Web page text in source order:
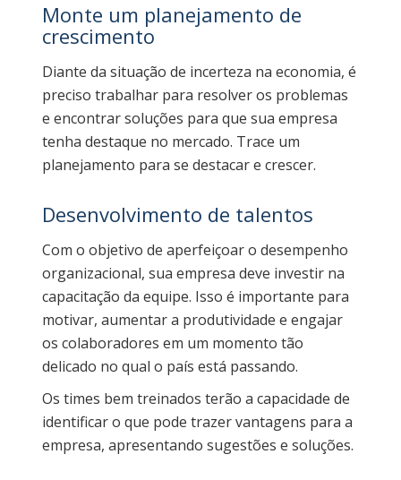
Monte um planejamento de
crescimento
Diante da situação de incerteza na economia, é
preciso trabalhar para resolver os problemas
e encontrar soluções para que sua empresa
tenha destaque no mercado. Trace um
planejamento para se destacar e crescer.
Desenvolvimento de talentos
Com o objetivo de aperfeiçoar o desempenho
organizacional, sua empresa deve investir na
capacitação da equipe. Isso é importante para
motivar, aumentar a produtividade e engajar
os colaboradores em um momento tão
delicado no qual o país está passando.
Os times bem treinados terão a capacidade de
identificar o que pode trazer vantagens para a
empresa, apresentando sugestões e soluções.